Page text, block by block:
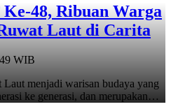
48, Ribuan Warga
Laut di Carita
WIB
menjadi warisan budaya yang
ke generasi, dan merupakan…